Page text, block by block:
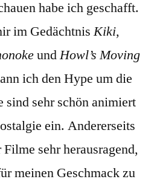
habe ich geschafft.
im GedächtnisKiki,
undHowl’s Moving
ich den Hype um die
sind sehr schön animiert
ein. Andererseits
sehr herausragend,
meinen Geschmack zu